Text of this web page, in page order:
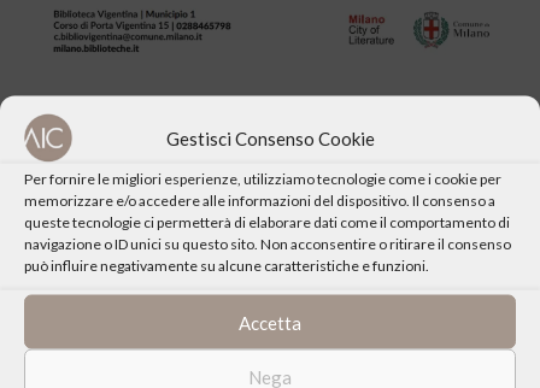
Gestisci Consenso Cookie
Per fornire le migliori esperienze, utilizziamo tecnologie come i cookie per
memorizzare e/o accedere alle informazioni del dispositivo. Il consenso a
queste tecnologie ci permetterà di elaborare dati come il comportamento di
navigazione o ID unici su questo sito. Non acconsentire o ritirare il consenso
può influire negativamente su alcune caratteristiche e funzioni.
Accetta
Nega
CONDIVIDI QUESTO EVENTO